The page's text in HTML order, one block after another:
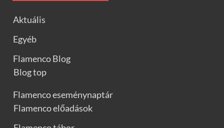
Aktuális
Egyéb
Flamenco Blog
Blog top
Flamenco eseménynaptár
Flamenco előadások